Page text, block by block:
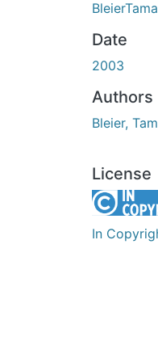
Date
2003
Authors
Bleier,
License
In